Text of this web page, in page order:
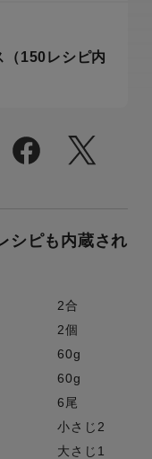
（150レシピ内
シピも内蔵され
2合
2個
60g
60g
6尾
小さじ2
大さじ1